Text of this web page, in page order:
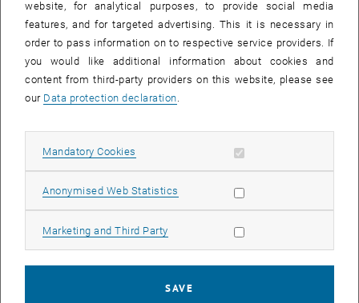
F&E-Programm für die Produktionsforschung bzw. produktionsnaher
Schlüsseltechnologien, strategisch zu begleiten bzw. Empfehlungen
für die thematisch Ausgestaltungen von Ausschreibungen oder auch
anderer Maßnahmen im F&E-Bereich auszusprechen. Heute leistet
sie neben der inhaltlichen und strategischen Arbeit und der
wichtige Arbeit in der Nachwuchsförderung. Wir wünschen der
Innovation: IKT, Produktion und Nanotechnologie im BMK.
Effizienzsteigerung durch Innovationen
Volkswirtschaft. Dabei ist der produktionstechnische Sektor stets
website, for analytical purposes, to provide social media
features, and for targeted advertising. This it is necessary in
order to pass information on to respective service providers. If
you would like additional information about cookies and
content from third-party providers on this website, please see
our Data protection declaration.
Mandatory Cookies Allow mandatory cookies
Anonymised Web Statistics Allow statistic cookies
Marketing and Third Party Allow marketing cookies
SAVE